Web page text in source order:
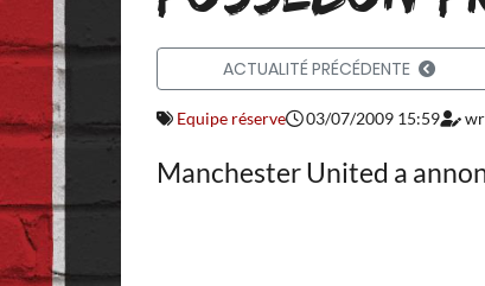
ACTUALITÉ PRÉCÉDENTE
Equipe réserve 03/07/2009 15:59
Manchester United a